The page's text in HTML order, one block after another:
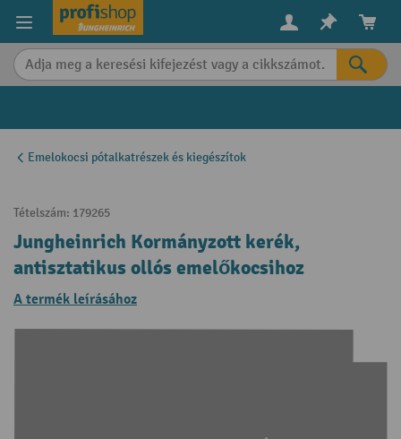
content
Emelokocsi pótalkatrészek és kiegészítok
Tételszám: 179265
Jungheinrich Kormányzott kerék,
antisztatikus ollós emelőkocsihoz
A termék leírásához